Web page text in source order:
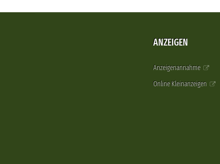
ANZEIGEN
Anzeigenannahme
Online Kleinanzeigen